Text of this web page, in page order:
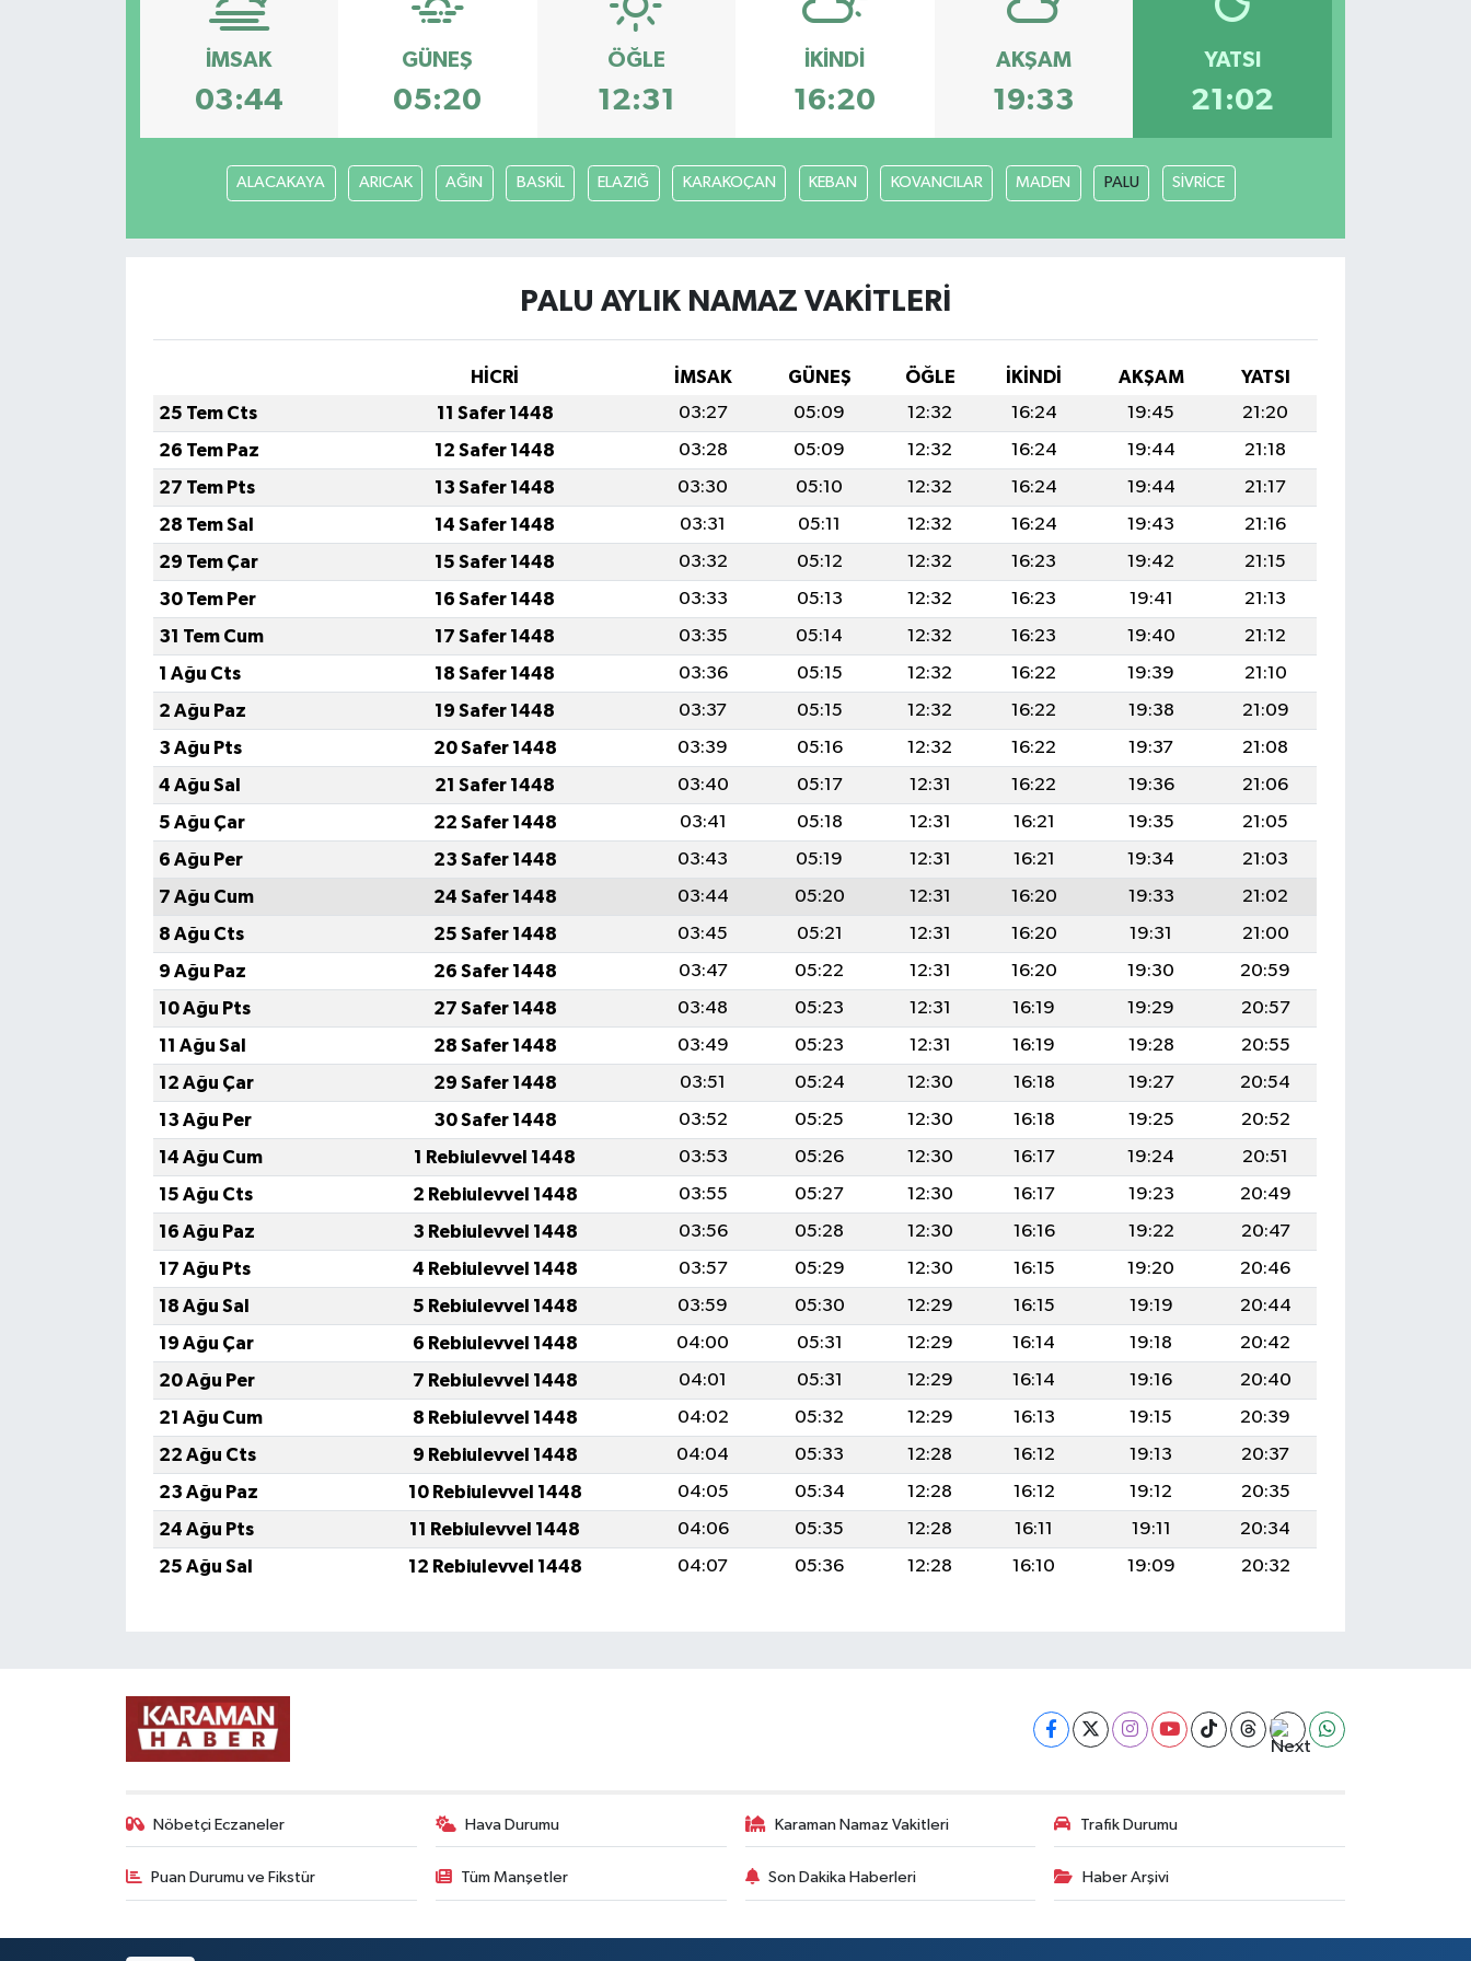
İMSAK
03:44
GÜNEŞ
05:20
ÖĞLE
12:31
İKINDI
16:20
AKŞAM
19:33
YATSI
21:02
ALACAKAYA ARICAK AĞIN BASKİL ELAZIĞ KARAKOÇAN KEBAN KOVANCILAR MADEN PALU SİVRİCE
PALU AYLIK NAMAZ VAKITLERI
HİCRİ İMSAK GÜNEŞ ÖĞLE İKINDI AKŞAM
YATSI
25 Tem Cts
11 Safer 1448 03:27 05:09 12:32 16:24 19:45
21:20
26 Tem Paz
12 Safer 1448 03:28 05:09 12:32 16:24 19:44
21:18
27 Tem Pts
13 Safer 1448 03:30 05:10 12:32 16:24 19:44
21:17
28 Tem Sal
14 Safer 1448 03:31 05:11 12:32 16:24 19:43
21:16
29 Tem Çar
15 Safer 1448 03:32 05:12 12:32 16:23 19:42
21:15
30 Tem Per
16 Safer 1448 03:33 05:13 12:32 16:23 19:41
21:13
31 Tem Cum
17 Safer 1448 03:35 05:14 12:32 16:23 19:40
21:12
1 Ağu Cts
18 Safer 1448 03:36 05:15 12:32 16:22 19:39
21:10
2 Ağu Paz
19 Safer 1448 03:37 05:15 12:32 16:22 19:38
21:09
3 Ağu Pts
20 Safer 1448 03:39 05:16 12:32 16:22 19:37
21:08
4 Ağu Sal
21 Safer 1448 03:40 05:17 12:31 16:22 19:36
21:06
5 Ağu Çar
22 Safer 1448 03:41 05:18 12:31 16:21 19:35
21:05
6 Ağu Per
23 Safer 1448 03:43 05:19 12:31 16:21 19:34
21:03
7 Ağu Cum
24 Safer 1448 03:44 05:20 12:31 16:20 19:33
21:02
8 Ağu Cts
25 Safer 1448 03:45 05:21 12:31 16:20 19:31
21:00
9 Ağu Paz
26 Safer 1448 03:47 05:22 12:31 16:20 19:30
20:59
10 Ağu Pts
27 Safer 1448 03:48 05:23 12:31 16:19 19:29
20:57
11 Ağu Sal
28 Safer 1448 03:49 05:23 12:31 16:19 19:28
20:55
12 Ağu Çar
29 Safer 1448 03:51 05:24 12:30 16:18 19:27
20:54
13 Ağu Per
30 Safer 1448 03:52 05:25 12:30 16:18 19:25
20:52
14 Ağu Cum
1 Rebiulevvel 1448 03:53 05:26 12:30 16:17 19:24
20:51
15 Ağu Cts
2 Rebiulevvel 1448 03:55 05:27 12:30 16:17 19:23
20:49
16 Ağu Paz
3 Rebiulevvel 1448 03:56 05:28 12:30 16:16 19:22
20:47
17 Ağu Pts
4 Rebiulevvel 1448 03:57 05:29 12:30 16:15 19:20
20:46
18 Ağu Sal
5 Rebiulevvel 1448 03:59 05:30 12:29 16:15 19:19
20:44
19 Ağu Çar
6 Rebiulevvel 1448 04:00 05:31 12:29 16:14 19:18
20:42
20 Ağu Per
7 Rebiulevvel 1448 04:01 05:31 12:29 16:14 19:16
20:40
21 Ağu Cum
8 Rebiulevvel 1448 04:02 05:32 12:29 16:13 19:15
20:39
22 Ağu Cts
9 Rebiulevvel 1448 04:04 05:33 12:28 16:12 19:13
20:37
23 Ağu Paz
10 Rebiulevvel 1448 04:05 05:34 12:28 16:12 19:12
20:35
24 Ağu Pts
11 Rebiulevvel 1448 04:06 05:35 12:28 16:11 19:11
20:34
25 Ağu Sal
12 Rebiulevvel 1448 04:07 05:36 12:28 16:10 19:09 20:32
Nöbetçi Eczaneler Hava Durumu Karaman Namaz Vakitleri Trafik Durumu
Puan Durumu ve Fikstür Tüm Manşetler Son Dakika Haberleri Haber Arşivi